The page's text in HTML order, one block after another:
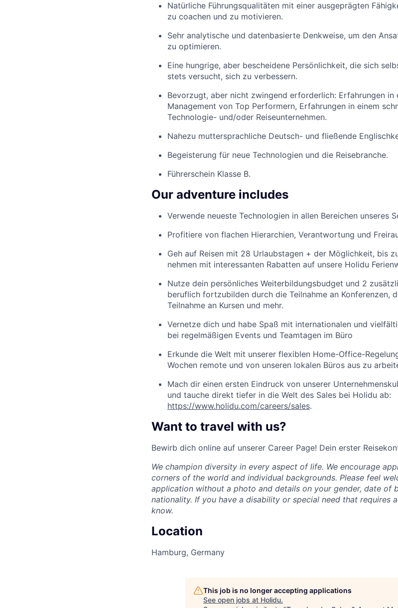
Natürliche Führungsqualitäten mit einer ausgeprägten
zu coachen und zu motivieren.
Sehr analytische und datenbasierte Denkweise, um den
zu optimieren.
Eine hungrige, aber bescheidene Persönlichkeit, die sich
stets versucht, sich zu verbessern.
Bevorzugt, aber nicht zwingend erforderlich: Erfahrungen in
Management von Top Performern, Erfahrungen in einem
Technologie- und/oder Reiseunternehmen.
Nahezu muttersprachliche Deutsch- und fließende
Begeisterung für neue Technologien und die Reisebranche.
Führerschein Klasse B.
Our adventure includes
Verwende neueste Technologien in allen Bereichen unseres
Profitiere von flachen Hierarchien, Verantwortung und
Geh auf Reisen mit 28 Urlaubstagen + der Möglichkeit, bis
nehmen mit interessanten Rabatten auf unsere Holidu
Nutze dein persönliches Weiterbildungsbudget und 2
beruflich fortzubilden durch die Teilnahme an Konferenzen,
Teilnahme an Kursen und mehr.
Vernetze dich und habe Spaß mit internationalen und
bei regelmäßigen Events und Teamtagen im Büro
Erkunde die Welt mit unserer flexiblen Home-Office-
Wochen remote und von unseren lokalen Büros aus zu
Mach dir einen ersten Eindruck von unserer
und tauche direkt tiefer in die Welt des Sales bei Holidu ab:
https://www.holidu.com/careers/sales.
Want to travel with us?
Bewirb dich online auf unserer Career Page! Dein erster
We champion diversity in every aspect of life. We encourage
corners of the world and individual backgrounds. Please feel
application without a photo and details on your gender, date of
nationality. If you have a disability or special need that requires
know.
Location
Hamburg, Germany
This job is no longer accepting applications
See open jobs at Holidu.